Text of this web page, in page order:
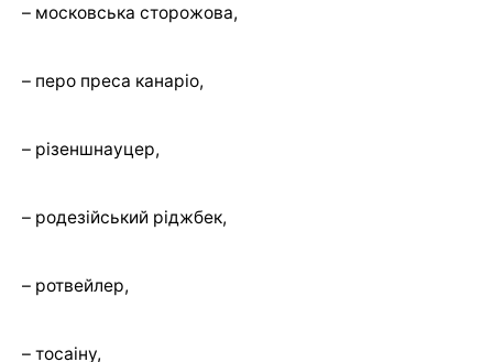
– московська сторожова,
– перо преса канаріо,
– різеншнауцер,
– родезійський ріджбек,
– ротвейлер,
– тосаіну,